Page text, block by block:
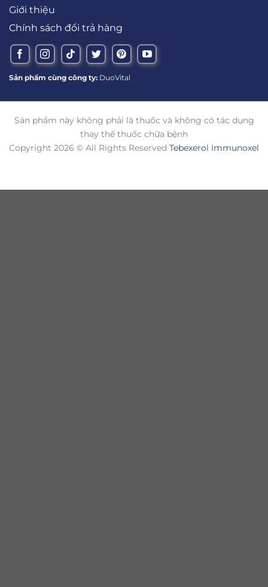
Giới thiệu
Chính sách đổi trả hàng
Sản phẩm cùng công ty: DuoVital
Sản phẩm này không phải là thuốc và không có tác dụng
thay thế thuốc chữa bệnh
Copyright 2026 © All Rights Reserved Tebexerol Immunoxel